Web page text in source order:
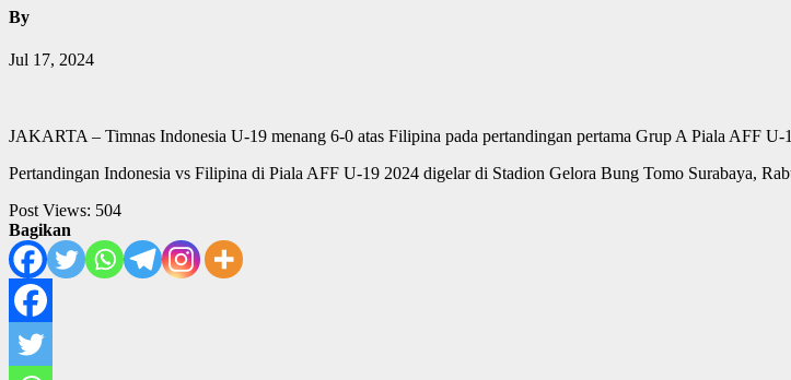
By
Jul 17, 2024
JAKARTA – Timnas Indonesia U-19 menang 6-0 atas Filipina pada pertandingan pertama Grup A Piala AFF
Pertandingan Indonesia vs Filipina di Piala AFF U-19 2024 digelar di Stadion Gelora Bung Tomo Surabaya,
Post Views: 504
Bagikan